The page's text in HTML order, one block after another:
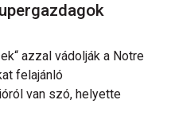
azzal vádolják a Notre
felajánló
van szó, helyette